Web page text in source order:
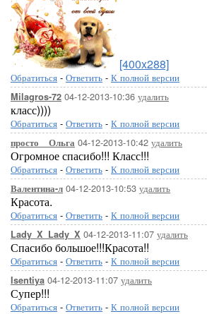
[показать]
[показать]
[показать]
[400x288]
Обратиться - Ответить - К полной версии
Milagros-72 04-12-2013-10:36 удалить
класс))))
Обратиться - Ответить - К полной версии
просто__Ольга 04-12-2013-10:42 удалить
Огромное спасибо!!! Класс!!!
Обратиться - Ответить - К полной версии
Валентина-л 04-12-2013-10:53 удалить
Красота.
Обратиться - Ответить - К полной версии
Lady_X_Lady_X 04-12-2013-11:07 удалить
Спасибо большое!!!Красота!!
Обратиться - Ответить - К полной версии
Isentiya 04-12-2013-11:07 удалить
Супер!!!
Обратиться - Ответить - К полной версии